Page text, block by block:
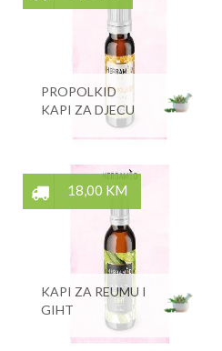
PROPOLKID
KAPI ZA DJECU
18,00 KM
KAPI ZA REUMU I
GIHT